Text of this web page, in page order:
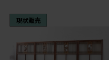
現状販売